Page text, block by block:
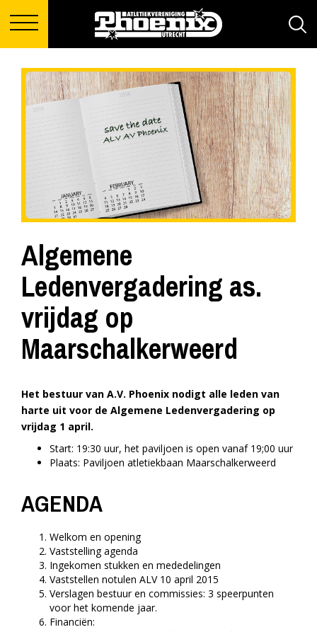
Algemene
Ledenvergadering as.
vrijdag op
Maarschalkerweerd
Het bestuur van A.V. Phoenix nodigt alle leden van
harte uit voor de Algemene Ledenvergadering op
vrijdag 1 april.
Start: 19:30 uur, het paviljoen is open vanaf 19;00 uur
Plaats: Paviljoen atletiekbaan Maarschalkerweerd
AGENDA
Welkom en opening
Vaststelling agenda
Ingekomen stukken en mededelingen
Vaststellen notulen ALV 10 april 2015
Verslagen bestuur en commissies: 3 speerpunten
voor het komende jaar.
Financiën: